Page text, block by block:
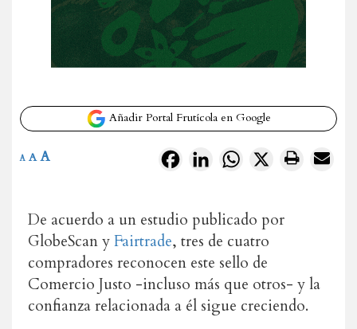
Añadir Portal Frutícola en Google
FacebookLinkedInWhatsApp
X
A A A
De acuerdo a un estudio publicado por
GlobeScan yFairtrade, tres de cuatro
compradores reconocen este sello de
Comercio Justo -incluso más que otros- y la
confianza relacionada a él sigue creciendo.